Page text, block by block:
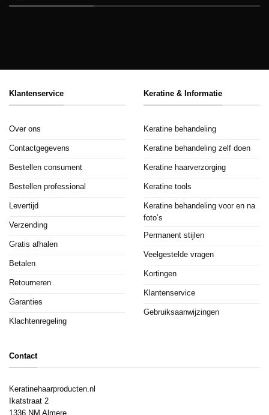
Klantenservice
Over ons
Contactgegevens
Bestellen consument
Bestellen professional
Levertijd
Verzending
Gratis afhalen
Betalen
Retourneren
Garanties
Klachtenregeling
Keratine & Informatie
Keratine behandeling
Keratine behandeling zelf doen
Keratine haarverzorging
Keratine tools
Keratine behandeling voor en na
foto’s
Permanent stijlen
Veelgestelde vragen
Kortingen
Klantenservice
Gebruiksaanwijzingen
Contact
Keratinehaarproducten.nl
Ikatstraat 2
1336 NM Almere